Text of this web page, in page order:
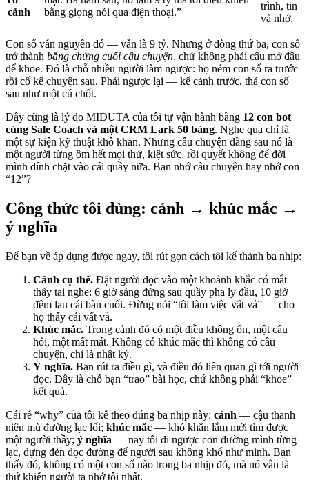
cảnh
bằng giọng nói qua điện thoại.”
trình, tin
và nhớ.
Con số vẫn nguyên đó — vẫn là 9 tỷ. Nhưng ở dòng thứ ba, con số
trở thành bằng chứng cuối câu chuyện, chứ không phải câu mở đầu
để khoe. Đó là chỗ nhiều người làm ngược: họ ném con số ra trước
rồi cố kể chuyện sau. Phải ngược lại — kể cảnh trước, thả con số
sau như một cú chốt.
Đây cũng là lý do MIDUTA của tôi tự vận hành bằng 12 con bot
cùng Sale Coach và một CRM Lark 50 bảng. Nghe qua chỉ là
một sự kiện kỹ thuật khô khan. Nhưng câu chuyện đằng sau nó là
một người từng ôm hết mọi thứ, kiệt sức, rồi quyết không để đời
mình dính chặt vào cái quầy nữa. Bạn nhớ câu chuyện hay nhớ con
“12”?
Công thức tôi dùng: cảnh → khúc mắc →
ý nghĩa
Để bạn về áp dụng được ngay, tôi rút gọn cách tôi kể thành ba nhịp:
Cảnh cụ thể. Đặt người đọc vào một khoảnh khắc có mắt
thấy tai nghe: 6 giờ sáng đứng sau quầy pha ly đầu, 10 giờ
đêm lau cái bàn cuối. Đừng nói “tôi làm việc vất vả” — cho
họ thấy cái vất vả.
Khúc mắc. Trong cảnh đó có một điều không ổn, một câu
hỏi, một mất mát. Không có khúc mắc thì không có câu
chuyện, chỉ là nhật ký.
Ý nghĩa. Bạn rút ra điều gì, và điều đó liên quan gì tới người
đọc. Đây là chỗ bạn “trao” bài học, chứ không phải “khoe”
kết quả.
Cái rễ “why” của tôi kể theo đúng ba nhịp này: cảnh — cậu thanh
niên mù đường lạc lối; khúc mắc — khó khăn lắm mới tìm được
một người thầy; ý nghĩa — nay tôi đi ngược con đường mình từng
lạc, dựng đèn dọc đường để người sau không khổ như mình. Bạn
thấy đó, không có một con số nào trong ba nhịp đó, mà nó vẫn là
thứ khiến người ta nhớ tôi nhất.